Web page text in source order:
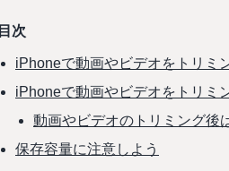
目次
iPhoneで動画やビデオをトリミ
iPhoneで動画やビデオをトリミ
動画やビデオのトリミング後
保存容量に注意しよう